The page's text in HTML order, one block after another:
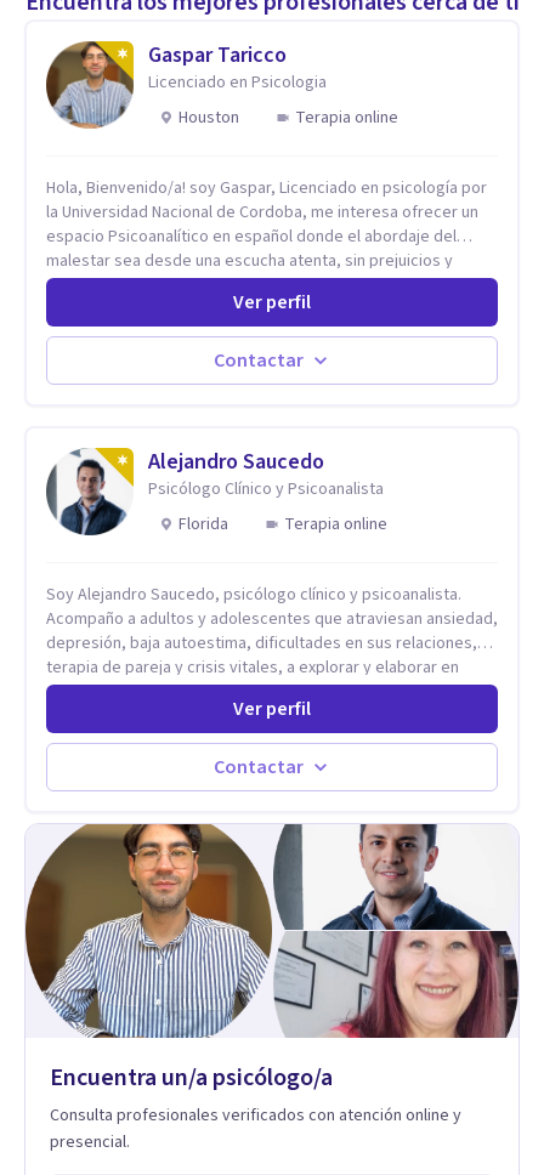
Gaspar Taricco
Licenciado en Psicologia
Houston
Terapia online
Hola, Bienvenido/a! soy Gaspar, Licenciado en psicología por
la Universidad Nacional de Cordoba, me interesa ofrecer un
espacio Psicoanalítico en español donde el abordaje del
malestar sea desde una escucha atenta, sin prejuicios y
rescatando lo singular de cada caso, sin caer en etiquetas.
Considero que todas las personas en algún momento pueden
sufrir y cada una por cuestiones particulares, es en mi
espacio donde se le dará un lugar a esas cuestiones
singulares de cada uno, para luego generar cambios. Soy una
investigo. Siempre en la búsqueda de ser un mejor
profesional.
Ver perfil
Contactar
Alejandro Saucedo
Psicólogo Clínico y Psicoanalista
Florida
Terapia online
Soy Alejandro Saucedo, psicólogo clínico y psicoanalista.
Acompaño a adultos y adolescentes que atraviesan ansiedad,
depresión, baja autoestima, dificultades en sus relaciones,
terapia de pareja y crisis vitales, a explorar y elaborar en
profundidad los conflictos internos que generan malestar en
autoconocimiento y análisis, es posible acceder a las
historias personales, elaborar las experiencias del pasado y
resignificarlas, liberando su influencia para construir un futuro
crea un espacio de verbalización libre y sin filtros. A través de
esta conversación abierta y del trabajo analítico conjunto, se
exploran las vivencias que aún condicionan el presente, se les
otorga un nuevo sentido y se transforma su impacto
emocional. De esta forma, los pacientes logran mayor
claridad sobre sí mismos, reducen significativamente su
sufrimiento y alcanzan cambios profundos y duraderos en su
vida y relaciones personales.
Ver perfil
Contactar
Encuentra un/a psicólogo/a
Consulta profesionales verificados con atención online y
presencial.